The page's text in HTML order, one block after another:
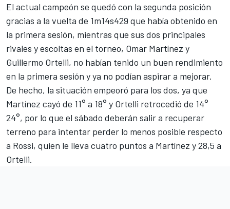
El actual campeón se quedó con la segunda posición
gracias a la vuelta de 1m14s429 que había obtenido en
la primera sesión, mientras que sus dos principales
rivales y escoltas en el torneo, Omar Martínez y
Guillermo Ortelli, no habían tenido un buen rendimiento
en la primera sesión y ya no podían aspirar a mejorar.
De hecho, la situación empeoró para los dos, ya que
Martínez cayó de 11° a 18° y Ortelli retrocedió de 14°
24°, por lo que el sábado deberán salir a recuperar
terreno para intentar perder lo menos posible respecto
a Rossi, quien le lleva cuatro puntos a Martínez y 28,5 a
Ortelli.